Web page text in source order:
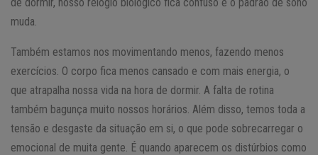
muda.
Também estamos nos movimentando menos, fazendo menos
exercícios. O corpo fica menos cansado e com mais energia, o
que atrapalha nossa vida na hora de dormir. A falta de rotina
também bagunça muito nossos horários. Além disso, temos toda a
tensão e desgaste da situação em si, o que pode sobrecarregar o
emocional de muita gente. É quando aparecem os distúrbios como